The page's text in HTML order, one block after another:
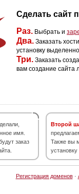
Сделать сайт
Раз. Выбрать и
Два. Заказать
установку
Три. Заказать
вам создание сайта
имя.
заказ
Второй
Также вы
Регистрация доменов·